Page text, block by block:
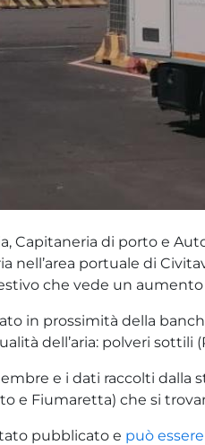
Capitaneria di porto e
nell’area portuale di
che vede un
in prossimità della
dell’aria: polveri sottili
e i dati raccolti
e Fiumaretta) che si
pubblicato e può